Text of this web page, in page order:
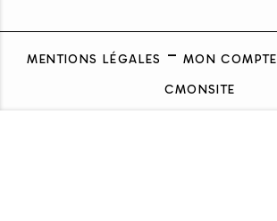
MENTIONS LÉGALES MON COMPTE
CMONSITE